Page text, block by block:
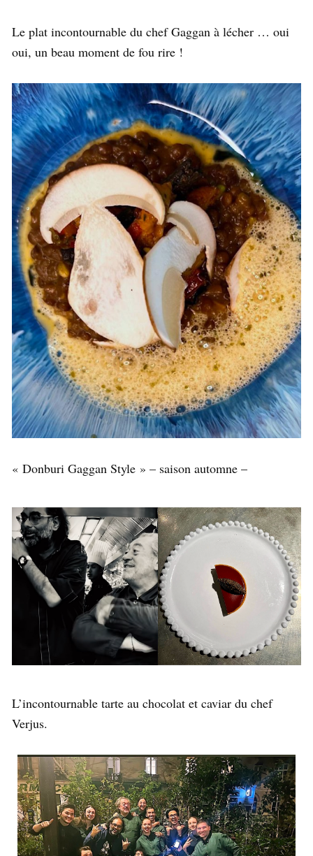
Le plat incontournable du chef Gaggan à lécher … oui
oui, un beau moment de fou rire !
« Donburi Gaggan Style » – saison automne –
L’incontournable tarte au chocolat et caviar du chef
Verjus.